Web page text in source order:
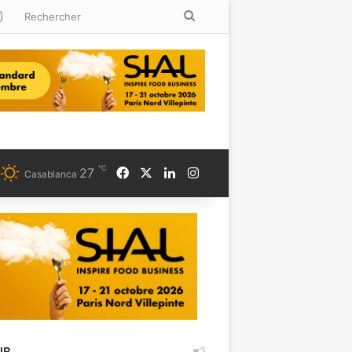
Instagram
Casablanca 27 ℃ FacebookLinkedinInstagram